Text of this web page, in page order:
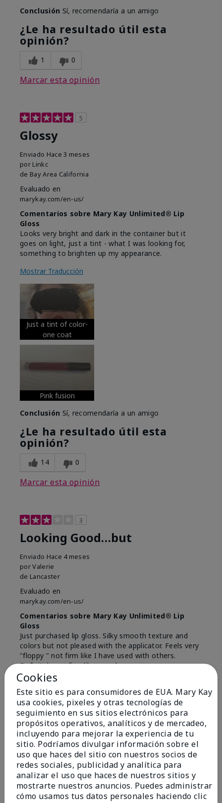
Conclusión Sí, recomendaría a un amigo
¿Le ha resultado útil esta
opinión?
1 0
Marcar esta opinión
5
Glossy
Enviado Hace 3 meses
por Linkc
de Bay Area California
Evaluado en
marykay.com/en-us/
Comentarios sobre Mary Kay Unlimited® Lip
Gloss
Looks very bright and dark in the container but it
goes on light, just a tint - what I was looking for,
something to brighten up my appearance.
Mostrar Traducción
Just a tint of color-
one coat
Pink fusion
Conclusión Sí, recomendaría a un amigo
¿Le ha resultado útil esta
opinión?
14 0
Marcar esta opinión
3
Looking Good…but
Enviado Hace 4 meses
porValerie
de Lancaster
Evaluado en
marykay.com/en-us/
Comentarios sobre Mary Kay Unlimited® Lip
Gloss
Just purchased lip gloss. Silky smooth texture and
colors but not pleased with the applicator. Feels very
"floppy " not firm like I have used with others.
Definitely not firm like samples were.
Mostrar Traducción
ConclusiónSí, recomendaría a un amigo
¿Le ha resultado útil esta
opinión?
8 1
Marcar esta opinión
Cookies
Este sitio es para consumidores de EUA. Mary Kay
usa cookies, pixeles y otras tecnologías de
seguimiento en sus sitios electrónicos para
propósitos operativos, analíticos y de mercadeo,
incluyendo para mejorar la experiencia de tu
sitio. Podríamos divulgar información sobre el
uso que haces del sitio con nuestros socios de
redes sociales, publicidad y analítica para
analizar el uso que haces de nuestros sitios y
mostrarte nuestros anuncios. Puedes administrar
cómo usamos tus datos personales haciendo clic